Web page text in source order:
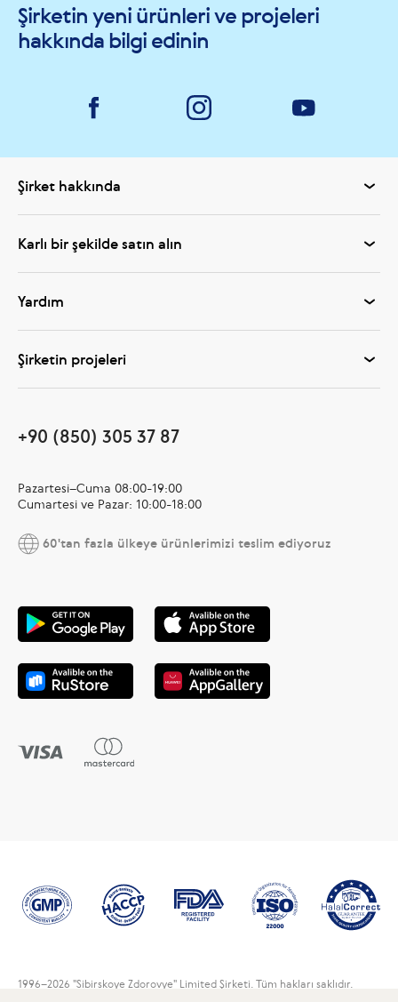
Şirketin yeni ürünleri ve projeleri
hakkında bilgi edinin
Şirket hakkında
Karlı bir şekilde satın alın
Yardım
Şirketin projeleri
+90 (850) 305 37 87
Pazartesi–Cuma 08:00-19:00
Cumartesi ve Pazar: 10:00-18:00
60'tan fazla ülkeye ürünlerimizi teslim ediyoruz
1996–2026 "Sibirskoye Zdorovye" Limited Şirketi. Tüm hakları saklıdır.